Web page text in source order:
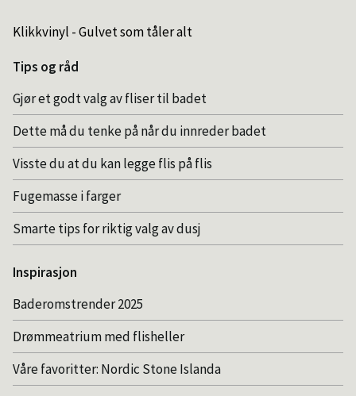
Klikkvinyl - Gulvet som tåler alt
Tips og råd
Gjør et godt valg av fliser til badet
Dette må du tenke på når du innreder badet
Visste du at du kan legge flis på flis
Fugemasse i farger
Smarte tips for riktig valg av dusj
Inspirasjon
Baderomstrender 2025
Drømmeatrium med flisheller
Våre favoritter: Nordic Stone Islanda